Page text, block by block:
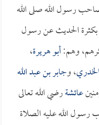
رسول الله صلى الله
بكثرة الحديث عن رسول
وهم:أبو هريرة،
، وجابر بن عبد الله
عائشةرضي الله تعالى
الله عليه الصلاة